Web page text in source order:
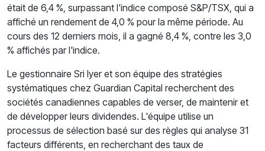
était de 6,4 %, surpassant l'indice composé S&P/TSX, qui a
affiché un rendement de 4,0 % pour la même période. Au
cours des 12 derniers mois, il a gagné 8,4 %, contre les 3,0
% affichés par l'indice.
Le gestionnaire Sri Iyer et son équipe des stratégies
systématiques chez Guardian Capital recherchent des
sociétés canadiennes capables de verser, de maintenir et
de développer leurs dividendes. L'équipe utilise un
processus de sélection basé sur des règles qui analyse 31
facteurs différents, en recherchant des taux de